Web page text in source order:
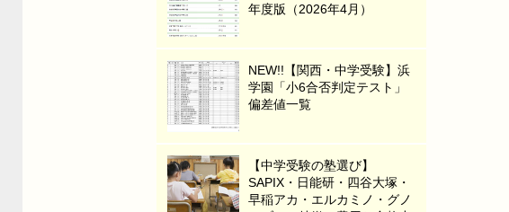
年度版（2026年4月）
NEW!!【関西・中学受験】浜
学園「小6合否判定テスト」
偏差値一覧
【中学受験の塾選び】
SAPIX・日能研・四谷大塚・
早稲アカ・エルカミノ・グノ